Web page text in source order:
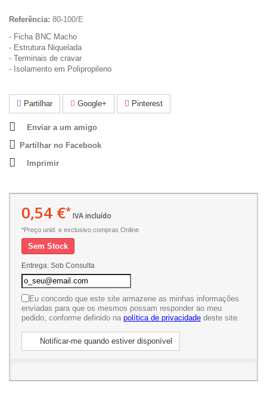
Referência: 80-100/E
- Ficha BNC Macho
- Estrutura Niquelada
- Terminais de cravar
- Isolamento em Polipropileno
Partilhar Google+ Pinterest
Enviar a um amigo
Partilhar no Facebook
Imprimir
0,54 €*IVA incluído
*Preço unid. e exclusivo compras Online
Sem Stock
Entrega: Sob Consulta
Eu concordo que este site armazene as minhas informações
enviadas para que os mesmos possam responder ao meu
pedido, conforme definido na política de privacidade deste site.
Notificar-me quando estiver disponível